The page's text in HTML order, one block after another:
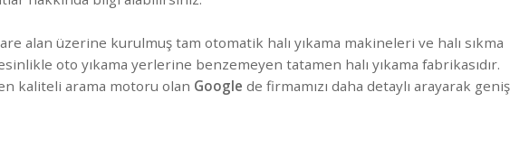
alan üzerine kurulmuş tam otomatik halı yıkama makineleri ve halı sıkma
oto yıkama yerlerine benzemeyen tatamen halı yıkama fabrikasıdır.
kaliteli arama motoru olan Google de firmamızı daha detaylı arayarak geniş